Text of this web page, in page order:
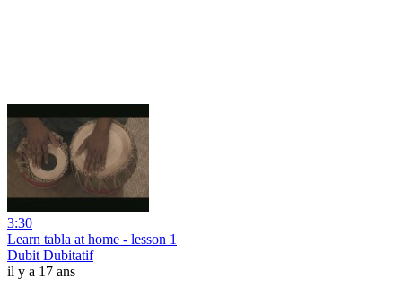
3:30
Learn tabla at home - lesson 1
Dubit Dubitatif
il y a 17 ans